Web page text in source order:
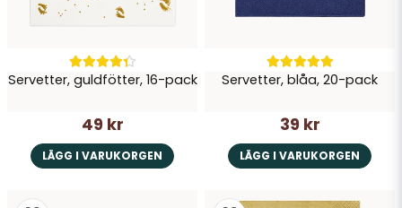
Servetter, guldfötter, 16-pack
49 kr
LÄGG I VARUKORGEN
Servetter, blåa, 20-pack
39 kr
LÄGG I VARUKORGEN